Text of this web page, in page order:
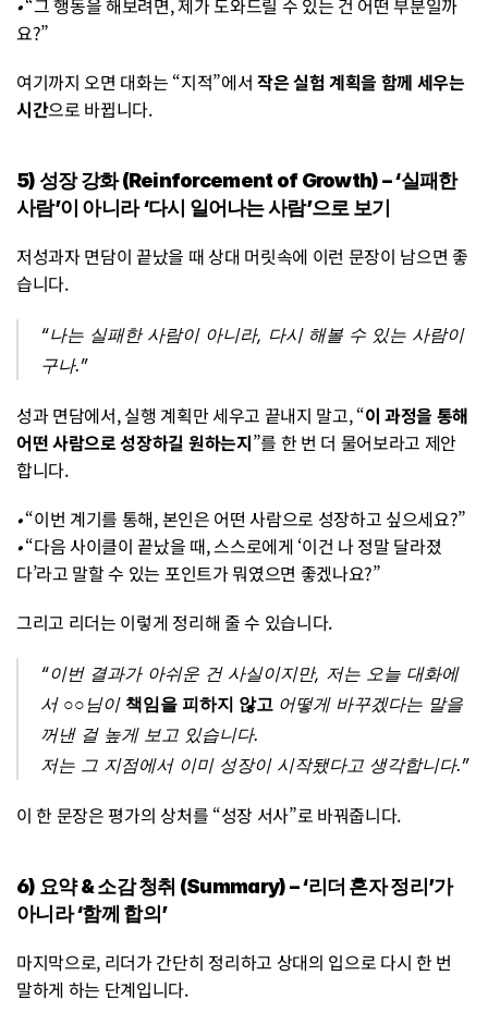
• “그 행동을 해보려면, 제가 도와드릴 수 있는 건 어떤 부분일까
요?”
여기까지 오면 대화는 “지적”에서 작은 실험 계획을 함께 세우는
시간으로 바뀝니다.
5) 성장 강화 (Reinforcement of Growth) – ‘실패한
사람’이 아니라 ‘다시 일어나는 사람’으로 보기
저성과자 면담이 끝났을 때 상대 머릿속에 이런 문장이 남으면 좋
습니다.
“나는 실패한 사람이 아니라, 다시 해볼 수 있는 사람이
구나.”
성과 면담에서, 실행 계획만 세우고 끝내지 말고, “이 과정을 통해
어떤 사람으로 성장하길 원하는지”를 한 번 더 물어보라고 제안
합니다.
• “이번 계기를 통해, 본인은 어떤 사람으로 성장하고 싶으세요?”
• “다음 사이클이 끝났을 때, 스스로에게 ‘이건 나 정말 달라졌
다’라고 말할 수 있는 포인트가 뭐였으면 좋겠나요?”
그리고 리더는 이렇게 정리해 줄 수 있습니다.
“이번 결과가 아쉬운 건 사실이지만, 저는 오늘 대화에
서 ○○님이 책임을 피하지 않고 어떻게 바꾸겠다는 말을
꺼낸 걸 높게 보고 있습니다.
저는 그 지점에서 이미 성장이 시작됐다고 생각합니다.”
이 한 문장은 평가의 상처를 “성장 서사”로 바꿔줍니다.
6) 요약 & 소감 청취 (Summary) – ‘리더 혼자 정리’가
아니라 ‘함께 합의’
마지막으로, 리더가 간단히 정리하고 상대의 입으로 다시 한 번
말하게 하는 단계입니다.